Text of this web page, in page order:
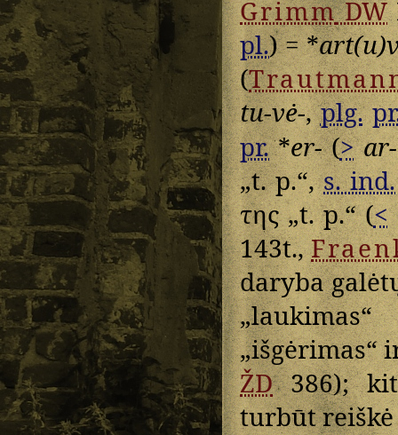
GrimmDW
pl.) = *
(
tu-vė-,plg.
pr.*er-(> ar-
„t. p.“,s. ind.
της„t. p.“ (<
143t.,
daryba
„išgėrimas“
ŽD386);
turbūt